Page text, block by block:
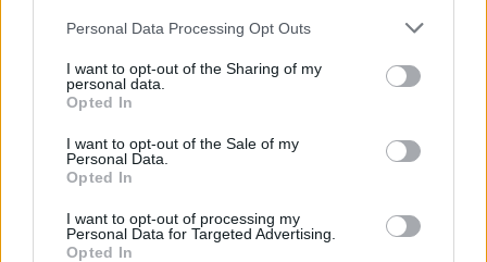
Personal Data Processing Opt Outs
I want to opt-out of the Sharing of my
personal data.
Opted In
I want to opt-out of the Sale of my
Personal Data.
Opted In
I want to opt-out of processing my
Personal Data for Targeted Advertising.
Opted In
Hatalmas segítség érkezhet Ukrajnának: új
fegyverrel tehermentesíthetik a Patriot
rendszereket